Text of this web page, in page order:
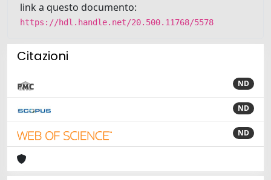
link a questo documento:
https://hdl.handle.net/20.500.11768/5578
Citazioni
ND
ND
ND